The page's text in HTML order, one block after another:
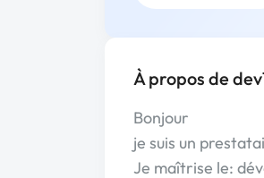
À propos de
Bonjour
je suis un
Je maîtrise le: